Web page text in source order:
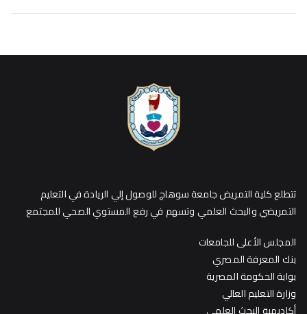
تتطلع كلية التمريض جامعة سوهاج للوصول إلي الريادة في التعليم
التمريضي والبحث العلمي وتسهم في رفع المستوي الصحي للمجتمع
المجلس الأعلى للجامعات
بنك المعرفة المصري
بوابة الحكومة المصرية
وزارة التعليم العالي